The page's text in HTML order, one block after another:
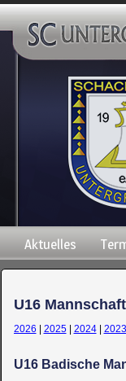
Navigation
überspringen
Aktuelles
U16
2026 2025| 2024| 2023
U16 Badische